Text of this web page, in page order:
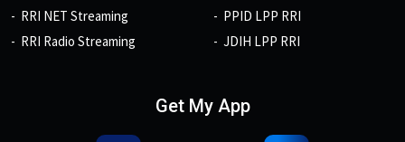
RRI NET Streaming
RRI Radio Streaming
PPID LPP RRI
JDIH LPP RRI
Get My App